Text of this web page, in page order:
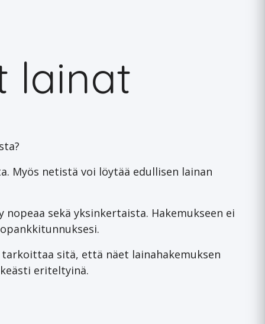
lainat
Myös netistä voi löytää edullisen lainan
sekä yksinkertaista. Hakemukseen ei
sitä, että näet lainahakemuksen
eriteltyinä.